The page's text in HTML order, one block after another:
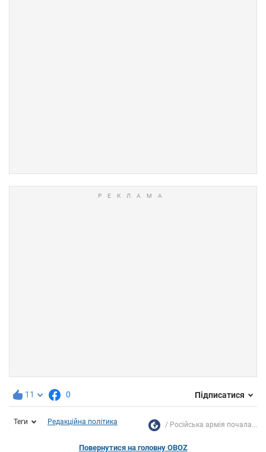
11 0 Підписатися
Теги Редакційна політика Російська армія почала...
Повернутися на головну OBOZ